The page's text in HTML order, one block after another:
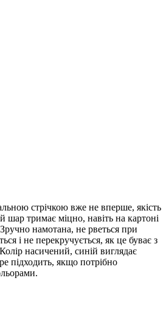
стрічкою вже не вперше, якість
шар тримає міцно, навіть на картоні
намотана, не рветься при
і не перекручується, як це буває з
насичений, синій виглядає
підходить, якщо потрібно